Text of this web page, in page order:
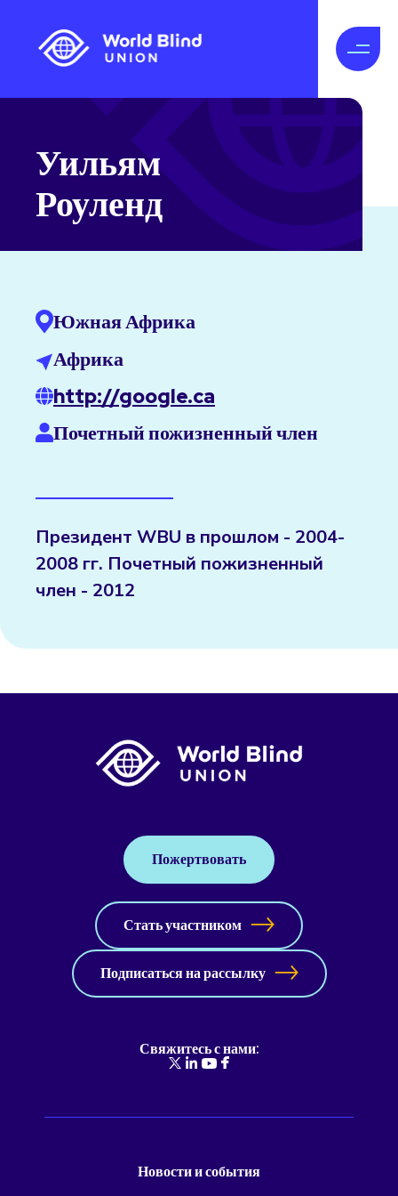
Уильям
Роуленд
Южная Африка
Африка
http://google.ca
Почетный пожизненный член
Президент WBU в прошлом - 2004-
2008 гг. Почетный пожизненный
член - 2012
Пожертвовать
Стать участником
Подписаться на рассылку
Свяжитесь с нами:
Новости и события